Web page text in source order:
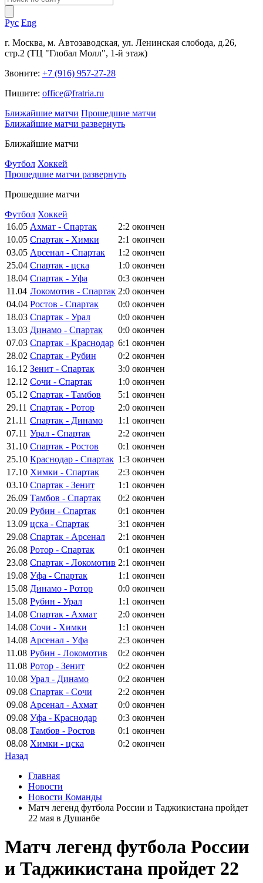
Рус Eng
г. Москва, м. Автозаводская, ул. Ленинская слобода, д.26,
стр.2 (ТЦ "Глобал Молл", 1-й этаж)
Звоните: +7 (916) 957-27-28
Пишите: office@fratria.ru
Ближайшие матчи Прошедшие матчи
Ближайшие матчи развернуть
Ближайшие матчи
Футбол Хоккей
Прошедшие матчи развернуть
Прошедшие матчи
Футбол Хоккей
16.05 Ахмат - Спартак 2:2 окончен
10.05 Спартак - Химки 2:1 окончен
03.05 Арсенал - Спартак 1:2 окончен
25.04 Спартак - цска 1:0 окончен
18.04 Спартак - Уфа 0:3 окончен
11.04 Локомотив - Спартак 2:0 окончен
04.04 Ростов - Спартак 0:0 окончен
18.03 Спартак - Урал 0:0 окончен
13.03 Динамо - Спартак 0:0 окончен
07.03 Спартак - Краснодар 6:1 окончен
28.02 Спартак - Рубин 0:2 окончен
16.12 Зенит - Спартак 3:0 окончен
12.12 Сочи - Спартак 1:0 окончен
05.12 Спартак - Тамбов 5:1 окончен
29.11 Спартак - Ротор 2:0 окончен
21.11 Спартак - Динамо 1:1 окончен
07.11 Урал - Спартак 2:2 окончен
31.10 Спартак - Ростов 0:1 окончен
25.10 Краснодар - Спартак 1:3 окончен
17.10 Химки - Спартак 2:3 окончен
03.10 Спартак - Зенит 1:1 окончен
26.09 Тамбов - Спартак 0:2 окончен
20.09 Рубин - Спартак 0:1 окончен
13.09 цска - Спартак 3:1 окончен
29.08 Спартак - Арсенал 2:1 окончен
26.08 Ротор - Спартак 0:1 окончен
23.08 Спартак - Локомотив 2:1 окончен
19.08 Уфа - Спартак 1:1 окончен
15.08 Динамо - Ротор 0:0 окончен
15.08 Рубин - Урал 1:1 окончен
14.08 Спартак - Ахмат 2:0 окончен
14.08 Сочи - Химки 1:1 окончен
14.08 Арсенал - Уфа 2:3 окончен
11.08 Рубин - Локомотив 0:2 окончен
11.08 Ротор - Зенит 0:2 окончен
10.08 Урал - Динамо 0:2 окончен
09.08 Спартак - Сочи 2:2 окончен
09.08 Арсенал - Ахмат 0:0 окончен
09.08 Уфа - Краснодар 0:3 окончен
08.08 Тамбов - Ростов 0:1 окончен
08.08 Химки - цска 0:2 окончен
Назад
Главная
Новости
Новости Команды
Матч легенд футбола России и Таджикистана пройдет
22 мая в Душанбе
Матч легенд футбола России
и Таджикистана пройдет 22